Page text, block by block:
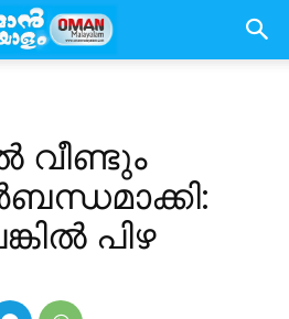
വീണ്ടും
പിഴ